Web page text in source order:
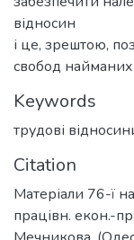
відносин
і це, зрештою,
свобод найманих
Keywords
трудові
Citation
Матеріали 76-ї
працівн. екон.-